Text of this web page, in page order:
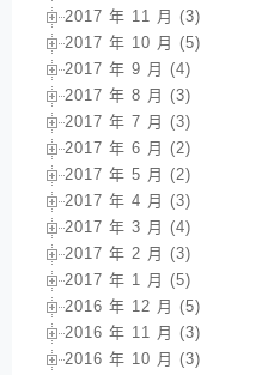
2017 年 11 月 (3)
2017 年 10 月 (5)
2017 年 9 月 (4)
2017 年 8 月 (3)
2017 年 7 月 (3)
2017 年 6 月 (2)
2017 年 5 月 (2)
2017 年 4 月 (3)
2017 年 3 月 (4)
2017 年 2 月 (3)
2017 年 1 月 (5)
2016 年 12 月 (5)
2016 年 11 月 (3)
2016 年 10 月 (3)